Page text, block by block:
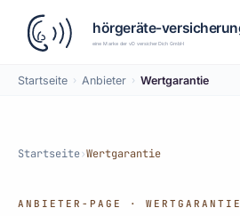
Startseite › Anbieter › Wertgarantie
Startseite›Wertgarantie
ANBIETER-PAGE · WERTGARANTIE